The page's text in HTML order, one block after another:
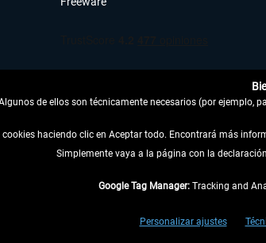
DESISTIR DEL CONTRATO
** De aplicación a envíos dentro de Alemania. Los
de ellos son técnicamente necesarios (por ejemplo,
haciendo clic en Aceptar todo. Encontrará más
Simplemente vaya a la página con la
Google Tag Manager: Tracking and
Personalizar ajustes